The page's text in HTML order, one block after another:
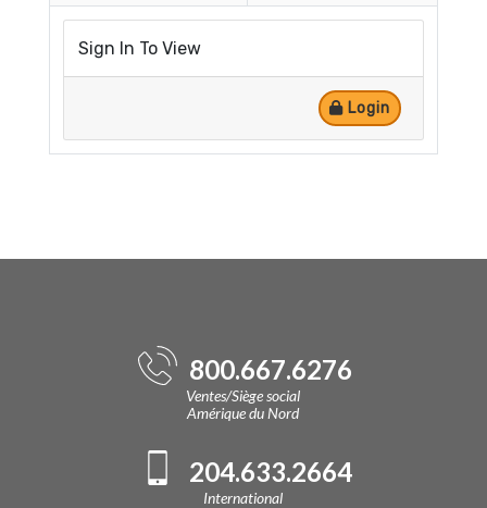
Sign In To View
Login
800.667.6276
Ventes/Siège social
Amérique du Nord
204.633.2664
International